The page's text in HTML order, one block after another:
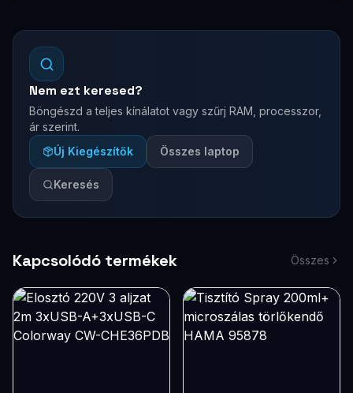
Nem ezt keresed?
Böngészd a teljes kínálatot vagy szűrj RAM, processzor,
ár szerint.
Új Kiegészítők
Összes laptop
Keresés
Kapcsolódó termékek Összes